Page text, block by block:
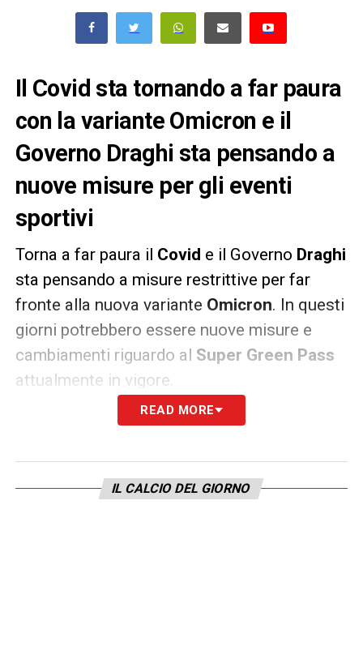
Il Covid sta tornando a far paura
con la variante Omicron e il
Governo Draghi sta pensando a
nuove misure per gli eventi
sportivi
Torna a far paura il Covid e il Governo Draghi
sta pensando a misure restrittive per far
fronte alla nuova variante Omicron. In questi
giorni potrebbero essere nuove misure e
cambiamenti riguardo al Super Green Pass
attualmente in vigore.
Il Governo sta infatti pensando di adottare
un ulteriore sacrificio per il sistema, già sta
READ MORE
IL CALCIO DEL GIORNO